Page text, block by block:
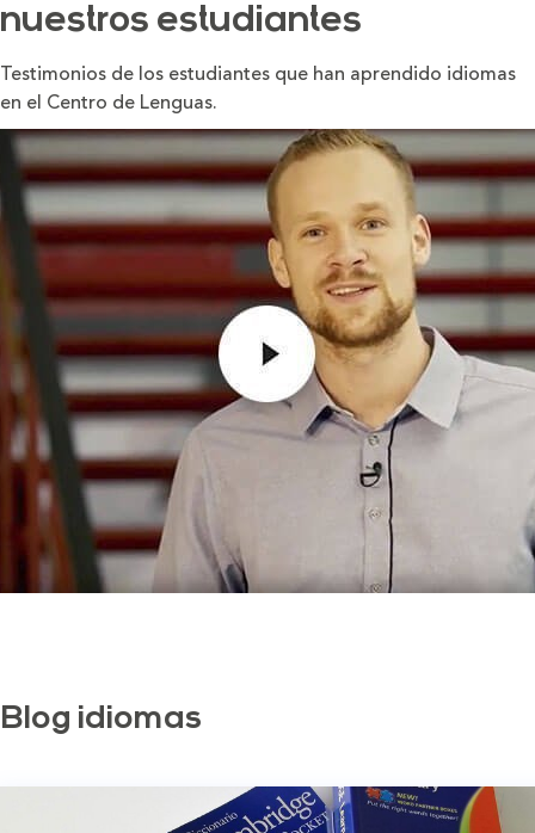
nuestros estudiantes
Testimonios de los estudiantes que han aprendido idiomas
en el Centro de Lenguas.
Blog idiomas